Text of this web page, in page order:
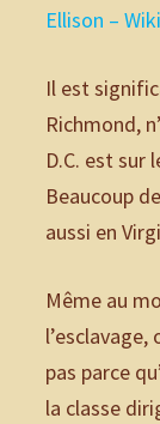
Ellison –
Il est
Richmond,
D.C. est sur
Beaucoup
aussi en
Même au
pas parce
la classe